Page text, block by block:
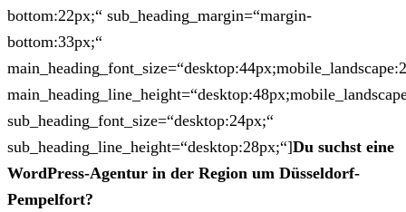
bottom:22px;“ sub_heading_margin=“margin-
bottom:33px;“
sub_heading_font_size=“desktop:24px;“
sub_heading_line_height=“desktop:28px;“]Du suchst eine
WordPress-Agentur in der Region um Düsseldorf-
Pempelfort?